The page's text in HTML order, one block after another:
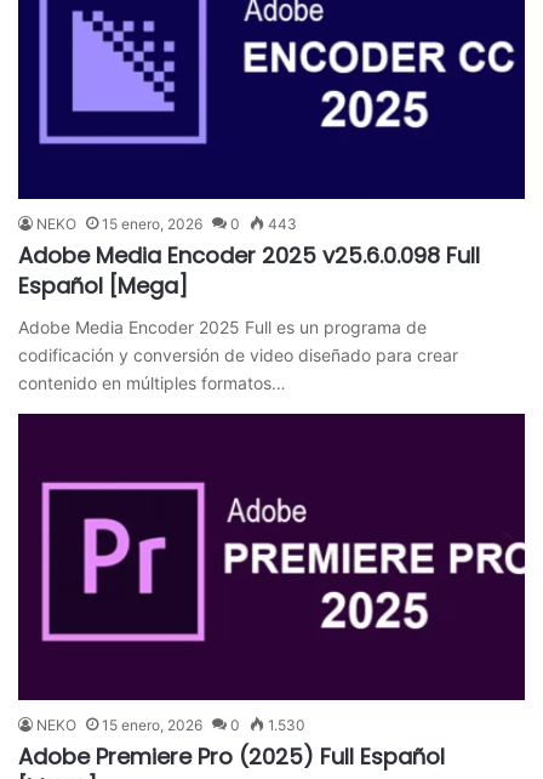
NEKO 15 enero, 2026 0 443
Adobe Media Encoder 2025 v25.6.0.098 Full
Español [Mega]
Adobe Media Encoder 2025 Full es un programa de
codificación y conversión de video diseñado para crear
contenido en múltiples formatos…
NEKO 15 enero, 2026 0 1.530
Adobe Premiere Pro (2025) Full Español